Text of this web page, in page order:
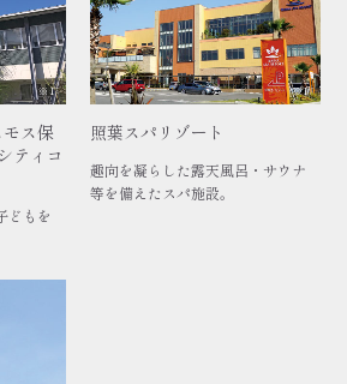
※1
ス保
ティコ
どもを
※1
照葉スパリゾート
趣向を凝らした露天風呂・サウナ
等を備えたスパ施設。